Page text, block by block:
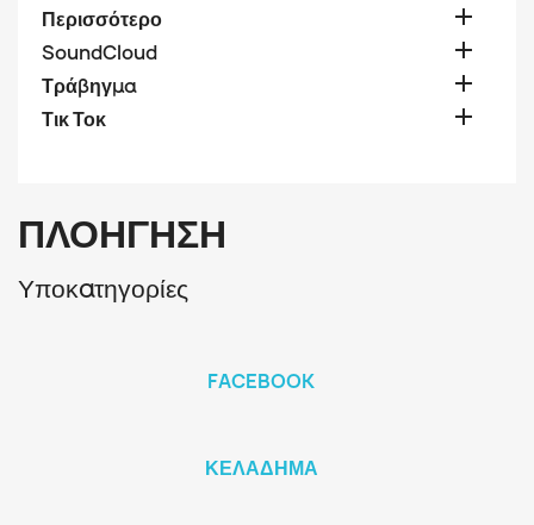
Περισσότερο 
SoundCloud 
Τράβηγμα 
Τικ Τοκ 
ΠΛΟΉΓΗΣΗ
Υποκατηγορίες
FACEBOOK
ΚΕΛΆΔΗΜΑ